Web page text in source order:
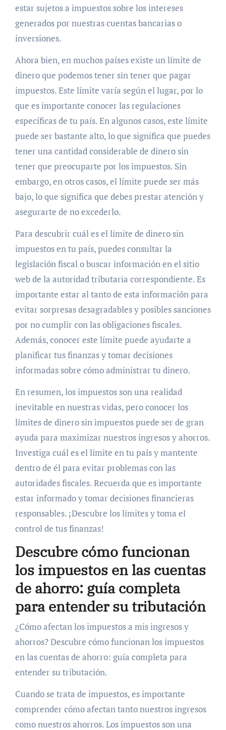
estar sujetos a impuestos sobre los intereses
generados por nuestras cuentas bancarias o
inversiones.
Ahora bien, en muchos países existe un límite de
dinero que podemos tener sin tener que pagar
impuestos. Este límite varía según el lugar, por lo
que es importante conocer las regulaciones
específicas de tu país. En algunos casos, este límite
puede ser bastante alto, lo que significa que puedes
tener una cantidad considerable de dinero sin
tener que preocuparte por los impuestos. Sin
embargo, en otros casos, el límite puede ser más
bajo, lo que significa que debes prestar atención y
asegurarte de no excederlo.
Para descubrir cuál es el límite de dinero sin
impuestos en tu país, puedes consultar la
legislación fiscal o buscar información en el sitio
web de la autoridad tributaria correspondiente. Es
importante estar al tanto de esta información para
evitar sorpresas desagradables y posibles sanciones
por no cumplir con las obligaciones fiscales.
Además, conocer este límite puede ayudarte a
planificar tus finanzas y tomar decisiones
informadas sobre cómo administrar tu dinero.
En resumen, los impuestos son una realidad
inevitable en nuestras vidas, pero conocer los
límites de dinero sin impuestos puede ser de gran
ayuda para maximizar nuestros ingresos y ahorros.
Investiga cuál es el límite en tu país y mantente
dentro de él para evitar problemas con las
autoridades fiscales. Recuerda que es importante
estar informado y tomar decisiones financieras
responsables. ¡Descubre los límites y toma el
control de tus finanzas!
Descubre cómo funcionan
los impuestos en las cuentas
de ahorro: guía completa
para entender su tributación
¿Cómo afectan los impuestos a mis ingresos y
ahorros? Descubre cómo funcionan los impuestos
en las cuentas de ahorro: guía completa para
entender su tributación.
Cuando se trata de impuestos, es importante
comprender cómo afectan tanto nuestros ingresos
como nuestros ahorros. Los impuestos son una